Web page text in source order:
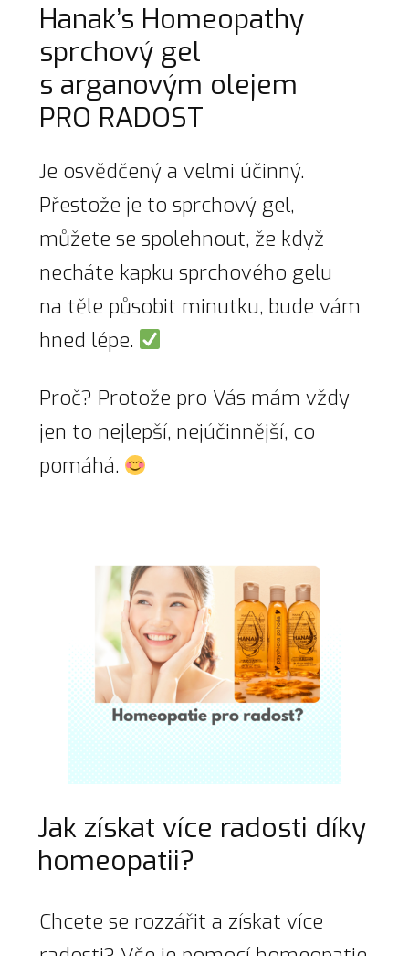
Hanak’s Homeopathy
sprchový gel
s arganovým olejem
PRO RADOST
Je osvědčený a velmi účinný.
Přestože je to sprchový gel,
můžete se spolehnout, že když
necháte kapku sprchového gelu
na těle působit minutku, bude vám
hned lépe.
Proč? Protože pro Vás mám vždy
jen to nejlepší, nejúčinnější, co
pomáhá.
Jak získat více radosti díky
homeopatii?
Chcete se rozzářit a získat více